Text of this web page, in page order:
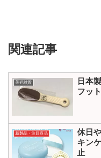
関連記事
美容雑貨
日本
フッ
新製品・注目商品
休日
キン
止